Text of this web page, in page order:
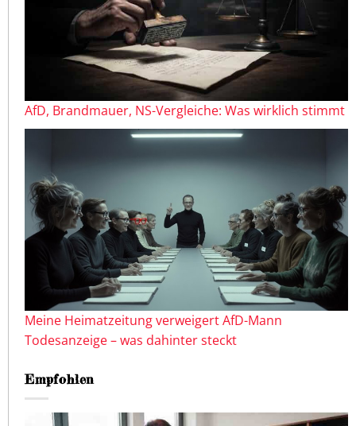
AfD, Brandmauer, NS-Vergleiche: Was wirklich stimmt
Meine Heimatzeitung verweigert AfD-Mann
Todesanzeige – was dahinter steckt
Empfohlen